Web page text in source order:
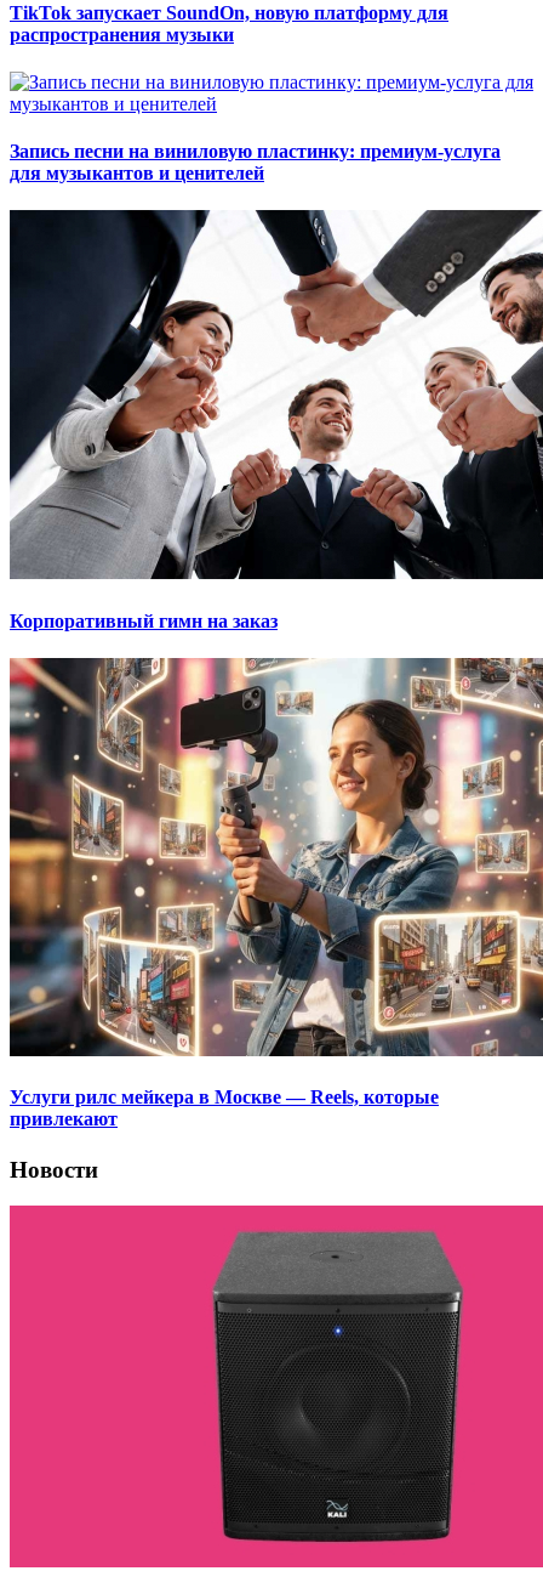
TikTok запускает SoundOn, новую платформу для
распространения музыки
Запись песни на виниловую пластинку: премиум-услуга
для музыкантов и ценителей
Корпоративный гимн на заказ
Услуги рилс мейкера в Москве — Reels, которые
привлекают
Новости